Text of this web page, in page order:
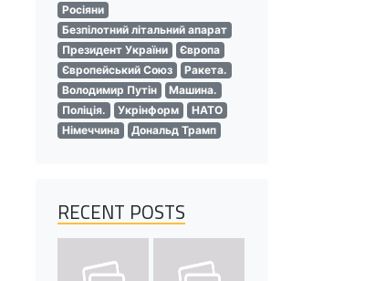
Росіяни
Безпілотний літальний апарат
Президент України
Європа
Європейський Союз
Ракета.
Володимир Путін
Машина.
Поліція.
Укрінформ
НАТО
Німеччина
Дональд Трамп
RECENT POSTS